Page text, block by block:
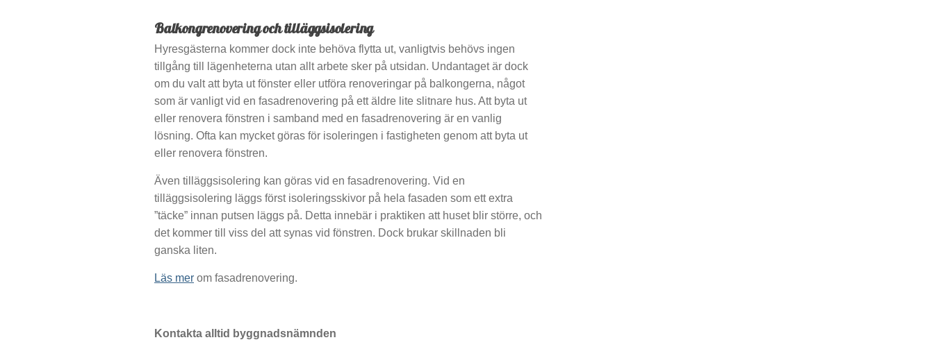
Balkongrenovering och tilläggsisolering
Hyresgästerna kommer dock inte behöva flytta ut, vanligtvis behövs ingen
tillgång till lägenheterna utan allt arbete sker på utsidan. Undantaget är dock
om du valt att byta ut fönster eller utföra renoveringar på balkongerna, något
som är vanligt vid en fasadrenovering på ett äldre lite slitnare hus. Att byta ut
eller renovera fönstren i samband med en fasadrenovering är en vanlig
lösning. Ofta kan mycket göras för isoleringen i fastigheten genom att byta ut
eller renovera fönstren.
Även tilläggsisolering kan göras vid en fasadrenovering. Vid en
tilläggsisolering läggs först isoleringsskivor på hela fasaden som ett extra
”täcke” innan putsen läggs på. Detta innebär i praktiken att huset blir större, och
det kommer till viss del att synas vid fönstren. Dock brukar skillnaden bli
ganska liten.
Läs mer om fasadrenovering.
Kontakta alltid byggnadsnämnden